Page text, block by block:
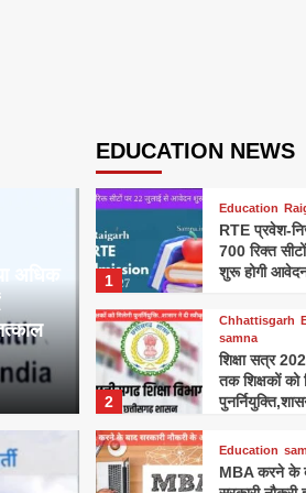
अधिक
EDUCATION NEWS
5
बदलाव, 16
हाजिरी और लीव
1
Education
RTE प्रवेश-
700 रिक्त
शुरू होगी
2
Chhattisgarh
samna
शिक्षा सत्र
तक शिक्षकों को
Education
MBA करने के